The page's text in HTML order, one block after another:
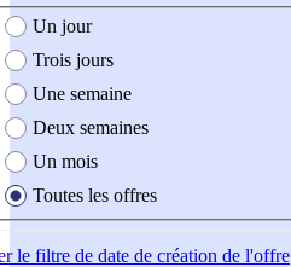
création de l'offre
Un jour
Trois jours
Une semaine
Deux semaines
Un mois
Toutes les offres
le filtre de date de création de l'offre